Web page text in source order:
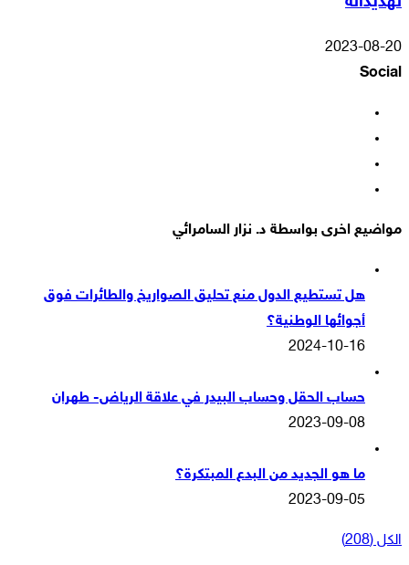
2023-08-20
Social
مواضيع اخرى بواسطة د. نزار السامرائي
هل تستطيع الدول منع تحليق الصواريخ والطائرات فوق
أجوائها الوطنية؟
2024-10-16
حساب الحقل وحساب البيدر في علاقة الرياض- طهران
2023-09-08
ما هو الجديد من البدع المبتكرة؟
2023-09-05
الكل (208)